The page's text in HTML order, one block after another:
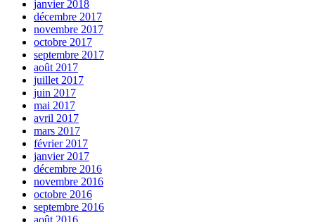
janvier 2018
décembre 2017
novembre 2017
octobre 2017
septembre 2017
août 2017
juillet 2017
juin 2017
mai 2017
avril 2017
mars 2017
février 2017
janvier 2017
décembre 2016
novembre 2016
octobre 2016
septembre 2016
août 2016